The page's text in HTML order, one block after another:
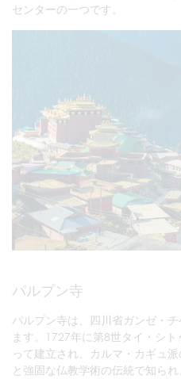
センターの一つです。
パルプン寺
パルプン寺は、四川省ガンゼ・
ます。1727年に第8世タイ・シ
って建立され、カルマ・カギュ
と強固な仏教学術の伝統で知ら